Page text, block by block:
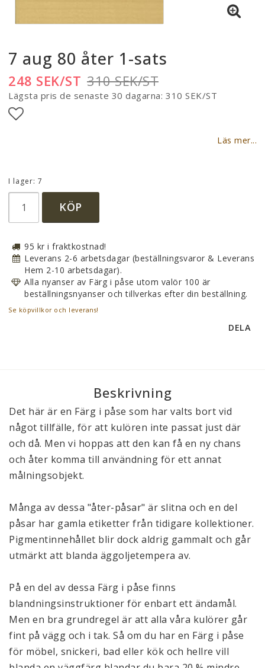
7 aug 80 åter 1-sats
310 SEK/ST
248 SEK/ST
Lägsta pris de senaste 30 dagarna 310 SEK/ST
Läs mer...
I lager: 7
KÖP
95 kr i fraktkostnad!
Leverans 2-6 arbetsdagar (beställningsvaror & Leverans
Hem 2-10 arbetsdagar).
Alla nyanser av Färg i påse utom valör 100 är
beställningsnyanser och tillverkas efter din beställning.
Se köpvillkor och leverans!
DELA
Beskrivning
Det här är en Färg i påse som har valts bort vid
något tillfälle, för att kulören inte passat just där
och då. Men vi hoppas att den kan få en ny chans
och åter komma till användning för ett annat
målningsobjekt.
Många av dessa "åter-påsar" är slitna och en del
påsar har gamla etiketter från tidigare kollektioner.
Pigmentinnehållet blir dock aldrig gammalt och går
utmärkt att blanda äggoljetempera av.
På en del av dessa Färg i påse finns
blandningsinstruktioner för enbart ett ändamål.
Men en bra grundregel är att alla våra kulörer går
fint på vägg och i tak. Så om du har en Färg i påse
för möbel, snickeri, bad eller kök och hellre vill